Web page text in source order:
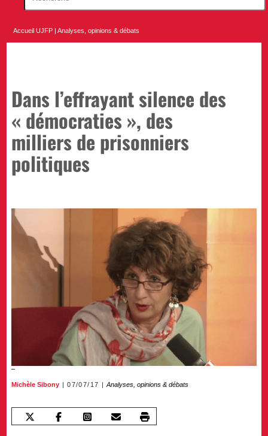
Accueil UJFP |Analyses, opinions & débats
Dans l’effrayant silence des
« démocraties », des
milliers de prisonniers
politiques
Michèle Sibony 07/07/17 Analyses, opinions & débats